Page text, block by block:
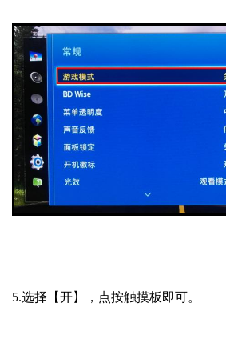
5.选择【开】，点按触摸板即可。